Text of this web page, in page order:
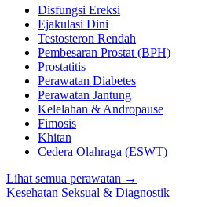
Disfungsi Ereksi
Ejakulasi Dini
Testosteron Rendah
Pembesaran Prostat (BPH)
Prostatitis
Perawatan Diabetes
Perawatan Jantung
Kelelahan & Andropause
Fimosis
Khitan
Cedera Olahraga (ESWT)
Lihat semua perawatan →
Kesehatan Seksual & Diagnostik